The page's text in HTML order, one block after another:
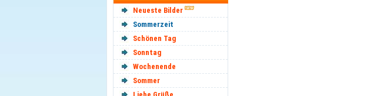
Neueste Bilder
Sommerzeit
Schönen Tag
Sonntag
Wochenende
Sommer